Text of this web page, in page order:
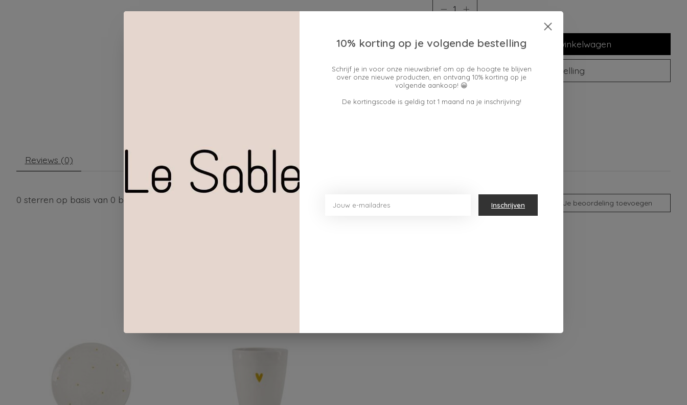
Toevoegen aan winkelwagen
Plaats bestelling
Reviews (0)
0 sterren op basis van 0 beoordelingen Je beoordeling toevoegen
10% korting op je volgende bestelling
Schrijf je in voor onze nieuwsbrief om op de hoogte te blijven
over onze nieuwe producten, en ontvang 10% korting op je
volgende aankoop! 😀
De kortingscode is geldig tot 1 maand na je inschrijving!
Inschrijven